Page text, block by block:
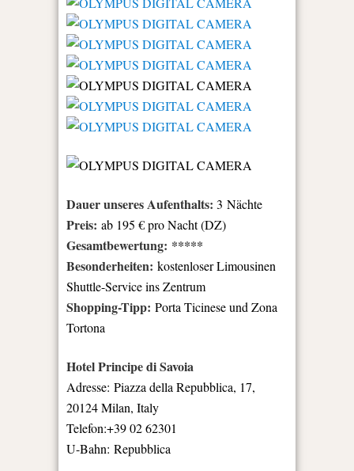
Dauer unseres Aufenthalts: 3 Nächte
Preis: ab 195 € pro Nacht (DZ)
Gesamtbewertung: *****
Besonderheiten: kostenloser Limousinen
Shuttle-Service ins Zentrum
Shopping-Tipp: Porta Ticinese und Zona
Tortona
Hotel Principe di Savoia
Adresse: Piazza della Repubblica, 17,
20124 Milan, Italy
Telefon:+39 02 62301
U-Bahn: Repubblica